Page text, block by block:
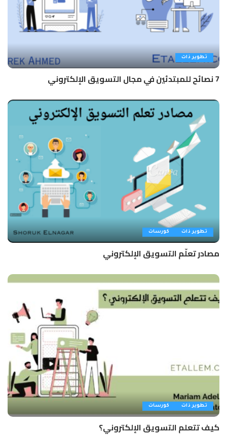
تطوير ذات
7 نصائح للمبتدئين في مجال التسويق الإلكتروني
تطوير ذات كورسات
مصادر تعلّم التسويق الإلكتروني
تطوير ذات كورسات
كيف تتعلم التسويق الإلكتروني؟